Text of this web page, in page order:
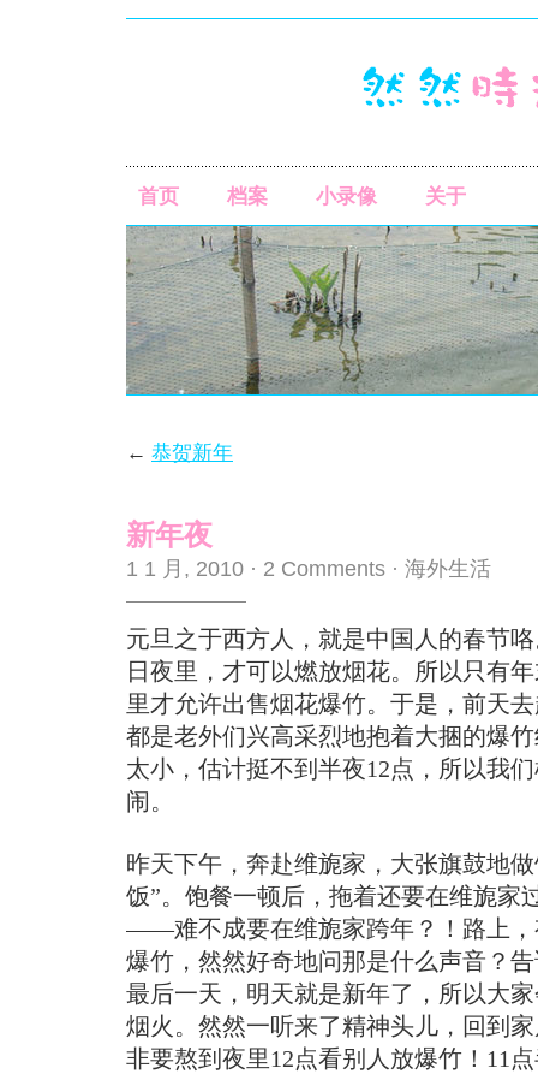
首页 档案 小录像 关于
← 恭贺新年
新年夜
1 1 月, 2010 · 2 Comments · 海外生活
元旦之于西方人，就是中国人的春节
日夜里，才可以燃放烟花。所以只有
里才允许出售烟花爆竹。于是，前天
都是老外们兴高采烈地抱着大捆的爆
太小，估计挺不到半夜12点，所以我
闹。
昨天下午，奔赴维旎家，大张旗鼓地
饭”。饱餐一顿后，拖着还要在维旎家
——难不成要在维旎家跨年？！路上，
爆竹，然然好奇地问那是什么声音？
最后一天，明天就是新年了，所以大
烟火。然然一听来了精神头儿，回到
非要熬到夜里12点看别人放爆竹！11